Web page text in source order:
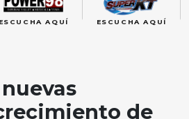
ESCUCHA AQUÍ ESCUCHA AQUÍ
de